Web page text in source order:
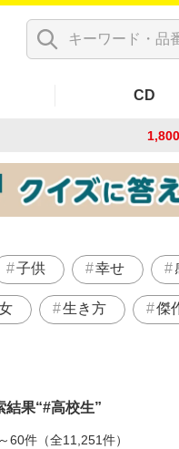
CD
子供 幸せ
生き方 傑
結果 #高校生
60件（全11,251件）